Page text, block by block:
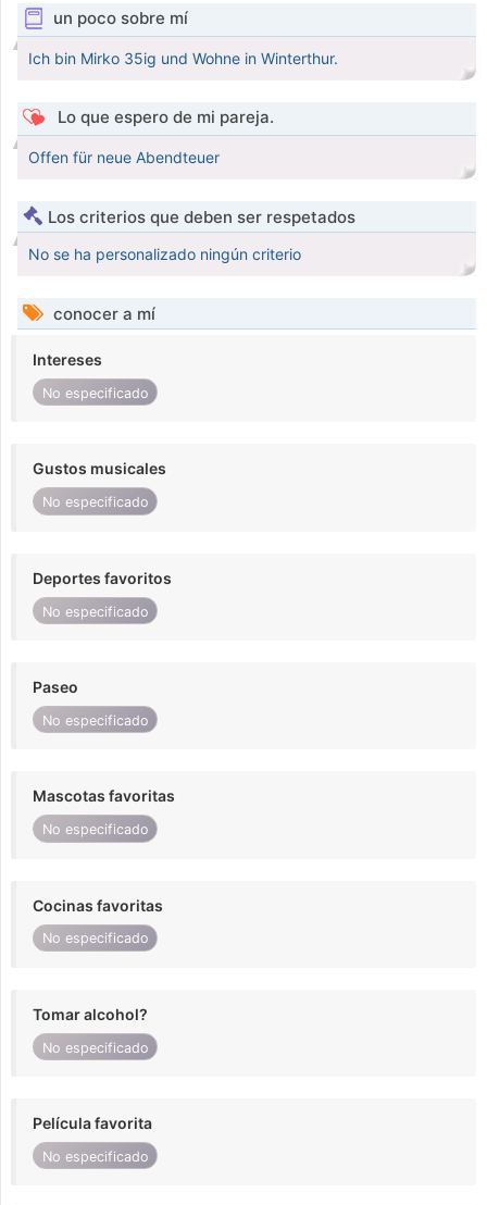
un poco sobre mí
Ich bin Mirko 35ig und Wohne in Winterthur.
Lo que espero de mi pareja.
Offen für neue Abendteuer
Los criterios que deben ser respetados
No se ha personalizado ningún criterio
conocer a mí
Intereses
No especificado
Gustos musicales
No especificado
Deportes favoritos
No especificado
Paseo
No especificado
Mascotas favoritas
No especificado
Cocinas favoritas
No especificado
Tomar alcohol?
No especificado
Película favorita
No especificado